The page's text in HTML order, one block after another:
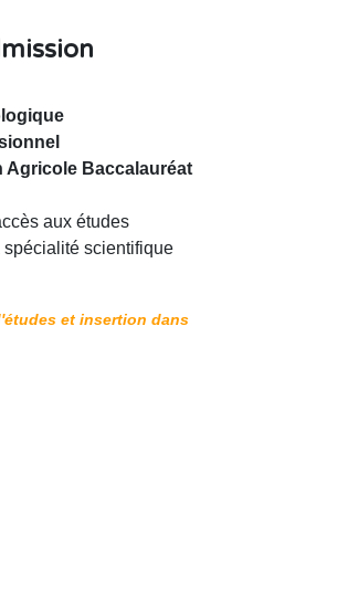
Agricole Baccalauréat
aux études
scientifique
et insertion dans